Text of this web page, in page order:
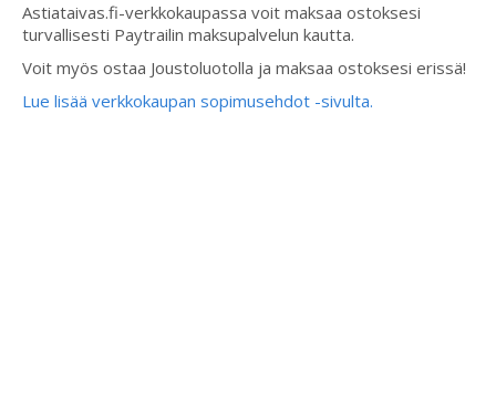
Astiataivas.fi-verkkokaupassa voit maksaa ostoksesi
turvallisesti Paytrailin maksupalvelun kautta.
Voit myös ostaa Joustoluotolla ja maksaa ostoksesi erissä!
Lue lisää verkkokaupan sopimusehdot -sivulta.